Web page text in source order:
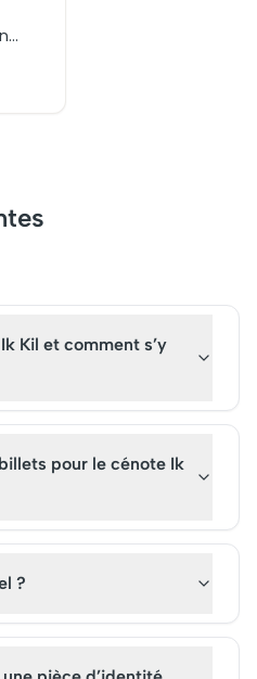
Kil et comment s’y
pour le cénote Ik
?